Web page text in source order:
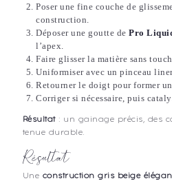
Poser une fine couche de
construction.
Déposer une goutte de Pro
l’apex.
Faire glisser la matière sans
Uniformiser avec un pinceau
Retourner le doigt pour former
Corriger si nécessaire, puis
Résultat: un gainage précis, des
tenue durable.
Résultat
Une construction gris beige